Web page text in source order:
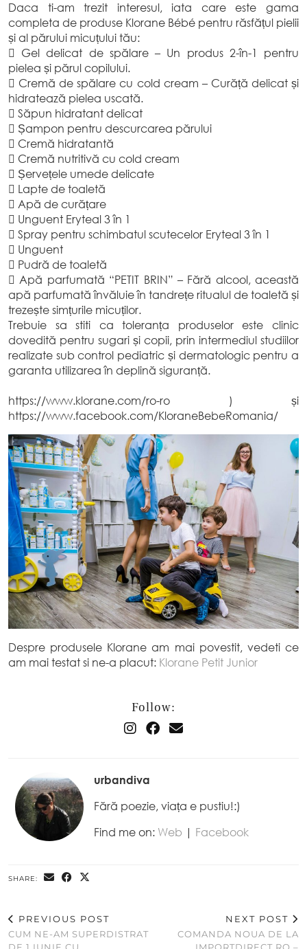
Daca ti-am trezit interesul, iata care este gama
completa de produse Klorane Bébé pentru răsfățul pielii
și al părului micuțului tău:
 Gel delicat de spălare – Un produs 2-în-1 pentru
pielea și părul copilului.
 Cremă de spălare cu cold cream – Curăță delicat și
hidratează pielea uscată.
 Săpun hidratant delicat
 Șampon pentru descurcarea părului
 Cremă hidratantă
 Cremă nutritivă cu cold cream
 Șervețele umede delicate
 Lapte de toaletă
 Apă de curățare
 Unguent Eryteal 3 în 1
 Spray pentru schimbatul scutecelor Eryteal 3 în 1
 Unguent
 Pudră de toaletă
 Apă parfumată “PETIT BRIN” – Fără alcool, această
apă parfumată învăluie în tandrețe ritualul de toaletă și
trezește simțurile micuților.
Trebuie sa stiti ca toleranța produselor este clinic
dovedită pentru sugari și copii, prin intermediul studiilor
realizate sub control pediatric și dermatologic pentru a
garanta utilizarea în deplină siguranță.
https://www.klorane.com/ro-ro ) și
https://www.facebook.com/KloraneBebeRomania/
Despre produsele Klorane am mai povestit, vedeti ce
am mai testat si ne-a placut: Klorane Petit Junior
Follow:
urbandiva
Fără poezie, viața e pustiu!:)
Find me on: Web | Facebook
SHARE:
PREVIOUS POST
CUM NE-AM SUPERDISTRAT
DE 1 IUNIE CU
NEXT POST
COMANDA NOUA DE LA
IMPORTDIRECT.RO –